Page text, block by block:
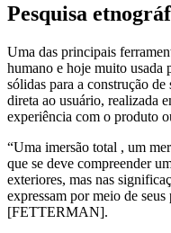
Pesquisa
Uma das principais
humano e hoje muito usada
sólidas para a construção
direta ao usuário, realizada
experiência com o produto
“Uma imersão total , um
que se deve compreender
exteriores, mas nas
expressam por meio de
[FETTERMAN].